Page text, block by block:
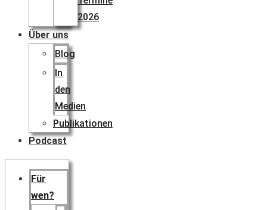
2026
Über uns
Blog
In
den
Medien
Publikationen
Podcast
Für
wen?